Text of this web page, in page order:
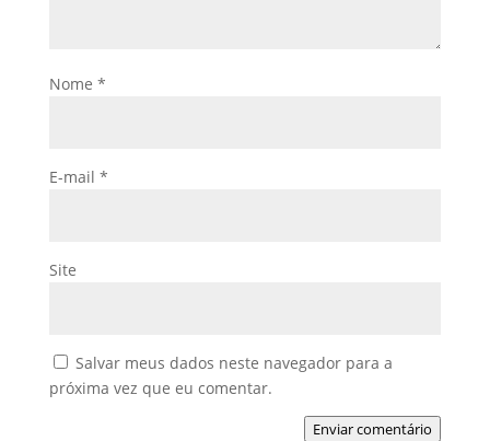
Nome *
E-mail *
Site
Salvar meus dados neste navegador para a
próxima vez que eu comentar.
Enviar comentário